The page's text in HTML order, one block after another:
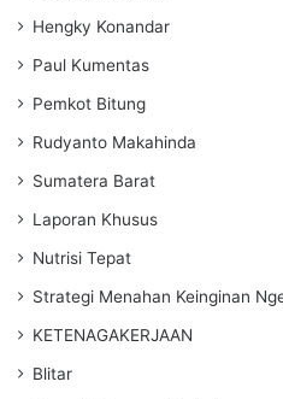
Hengky Konandar
Paul Kumentas
Pemkot Bitung
Rudyanto Makahinda
Sumatera Barat
Laporan Khusus
Nutrisi Tepat
Strategi Menahan Keinginan
KETENAGAKERJAAN
Blitar